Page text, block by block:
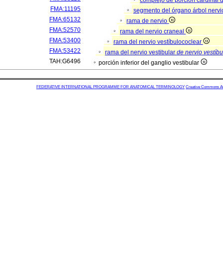
FMA:11195
segmento del órgano árbol
FMA:65132
rama de nervio
FMA:52570
rama del nervio craneal
FMA:53400
rama del nervio vestíbulococlear
FMA:53422
rama del nervio vestibular de nervio
TAH:G6496
porción inferior del ganglio vestibular
FEDERATIVE INTERNATIONAL PROGRAMME FOR ANATOMICAL TERMINOLOGY Creative Commons